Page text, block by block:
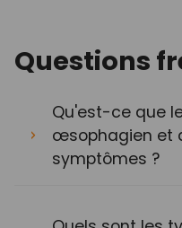
Questions
Qu'est-ce que
œsophagien et
symptômes ?